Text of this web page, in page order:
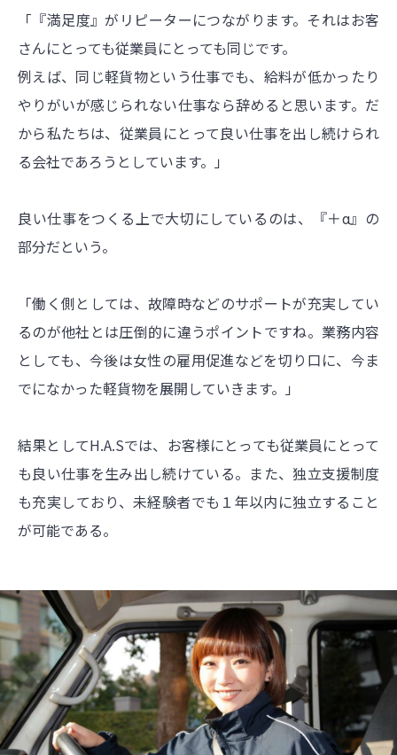
「『満足度』がリピーターにつながります。それはお客
さんにとっても従業員にとっても同じです。
例えば、同じ軽貨物という仕事でも、給料が低かったり
やりがいが感じられない仕事なら辞めると思います。だ
から私たちは、従業員にとって良い仕事を出し続けられ
る会社であろうとしています。」
良い仕事をつくる上で大切にしているのは、『＋α』の
部分だという。
「働く側としては、故障時などのサポートが充実してい
るのが他社とは圧倒的に違うポイントですね。業務内容
としても、今後は女性の雇用促進などを切り口に、今ま
でになかった軽貨物を展開していきます。」
結果としてH.A.Sでは、お客様にとっても従業員にとって
も良い仕事を生み出し続けている。また、独立支援制度
も充実しており、未経験者でも１年以内に独立すること
が可能である。